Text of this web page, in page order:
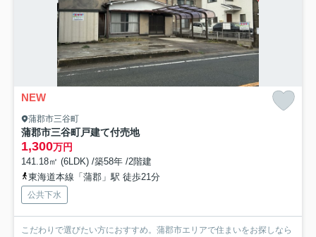
NEW
蒲郡市三谷町
蒲郡市三谷町戸建て付売地
1,300万円
141.18㎡ (6LDK) /築58年 /2階建
東海道本線「蒲郡」駅 徒歩21分
公共下水
こだわりで選びたい方におすすめ。蒲郡市エリアで住まいをお探しなら